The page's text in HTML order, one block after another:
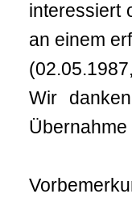
interessiert
an einem
Wir